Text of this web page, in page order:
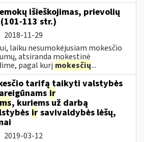
išieškojimas, prievolių
113 str.)
2018-11-29
laiku nesumokėjusiam mokesčio
atsiranda mokestinė
pagal kurį mokesčių...
tarifą taikyti valstybės
ir
, kuriems už darbą
ir savivaldybės lėšų,
2019-03-12